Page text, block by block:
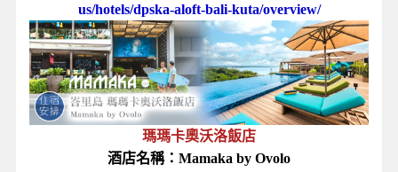
us/hotels/dpska-aloft-bali-kuta/overview/
瑪瑪卡奧沃洛飯店
酒店名稱：Mamaka by Ovolo